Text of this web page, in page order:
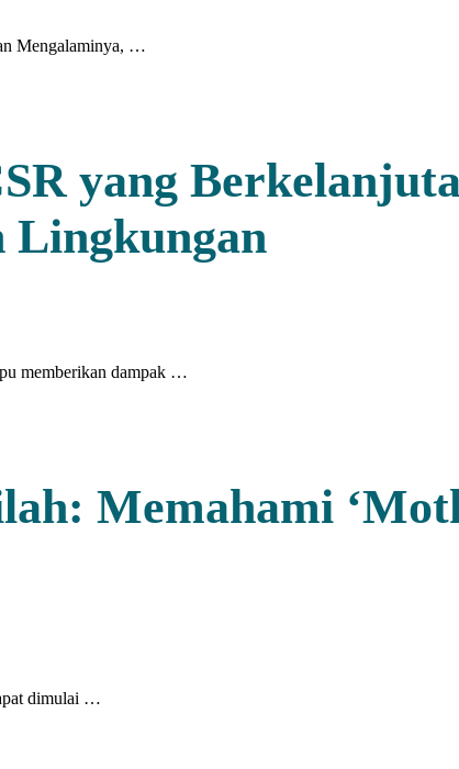
Mengalaminya, …
yang
Lingkungan
memberikan dampak …
Memahami
dimulai …